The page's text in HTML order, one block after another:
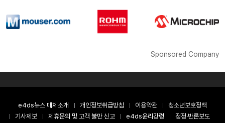
Sponsored Company
e4ds뉴스 매체소개 개인정보취급방침 이용약관
청소년보호정책
기사제보
제휴문의 및 고객 불만 신고 e4ds윤리강령
정정·반론보도